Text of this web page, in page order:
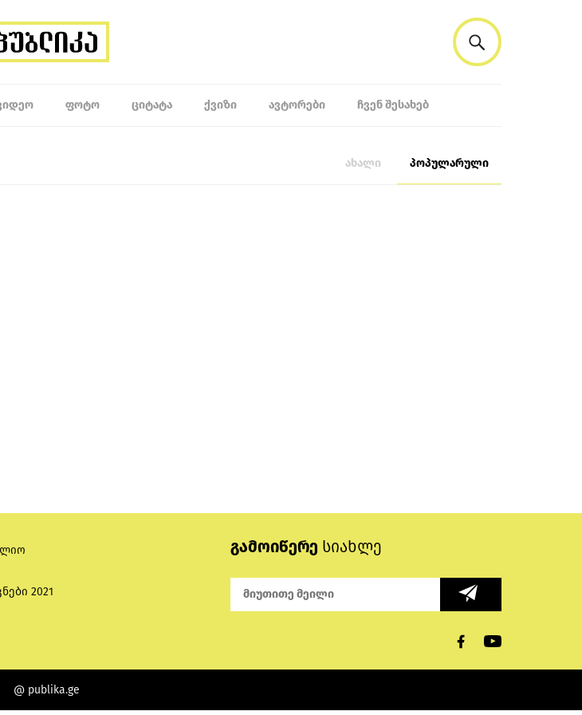
ᲤᲝᲢᲝ ᲪᲘᲢᲐᲢᲐ ᲥᲕᲘᲖᲘ ᲐᲕᲢᲝᲠᲔᲑᲘ ᲩᲕᲔᲜ ᲨᲔᲡᲐᲮᲔᲑ
ახალი პოპულარული
2021
გამოიწერე სიახლე
@ publika.ge